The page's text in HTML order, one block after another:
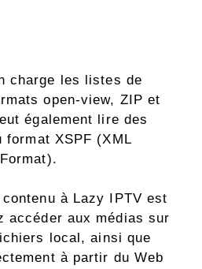
charge les listes de
open-view, ZIP et
également lire des
XSPF (XML
contenu à Lazy IPTV est
accéder aux médias sur
local, ainsi que
à partir du Web